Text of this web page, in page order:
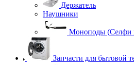
Держатель
Наушники
Моноподы (Селфи
Запчасти для бытовой